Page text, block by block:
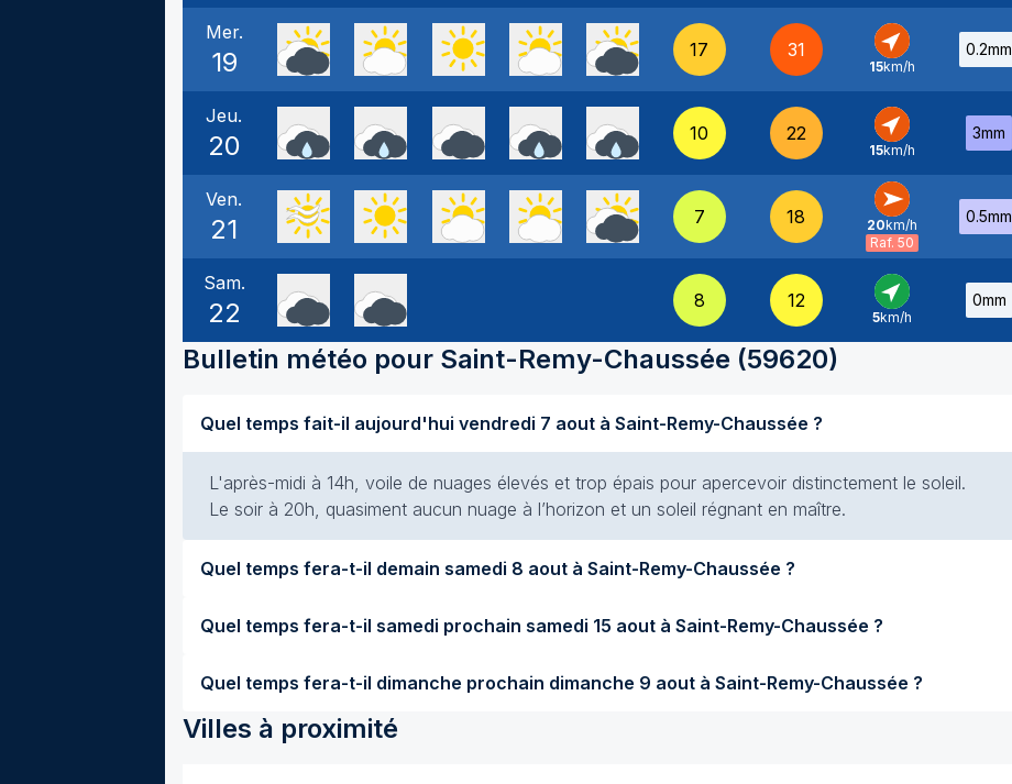
Mer.
19 17 31
SO -
15km/h
0.2mm
Jeu.
20 10 22
SO -
15km/h
3mm
Ven.
21 7 18
O -
20km/h
Raf. 50
0.5mm
Sam.
22 8 12
SO
5km/h
0mm
Bulletin météo pour Saint-Remy-Chaussée (59620)
Quel temps fait-il aujourd'hui vendredi 7 aout à Saint-Remy-Chaussée ?
L'après-midi à 14h, voile de nuages élevés et trop épais pour apercevoir distinctement le soleil.
Le soir à 20h, quasiment aucun nuage à l’horizon et un soleil régnant en maître.
Quel temps fera-t-il demain samedi 8 aout à Saint-Remy-Chaussée ?
Quel temps fera-t-il samedi prochain samedi 15 aout à Saint-Remy-Chaussée ?
Quel temps fera-t-il dimanche prochain dimanche 9 aout à Saint-Remy-Chaussée ?
Villes à proximité